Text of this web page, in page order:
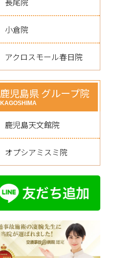
小倉院
アクロスモール春日院
鹿児島県 グループ院
KAGOSHIMA
鹿児島天文館院
オプシアミスミ院